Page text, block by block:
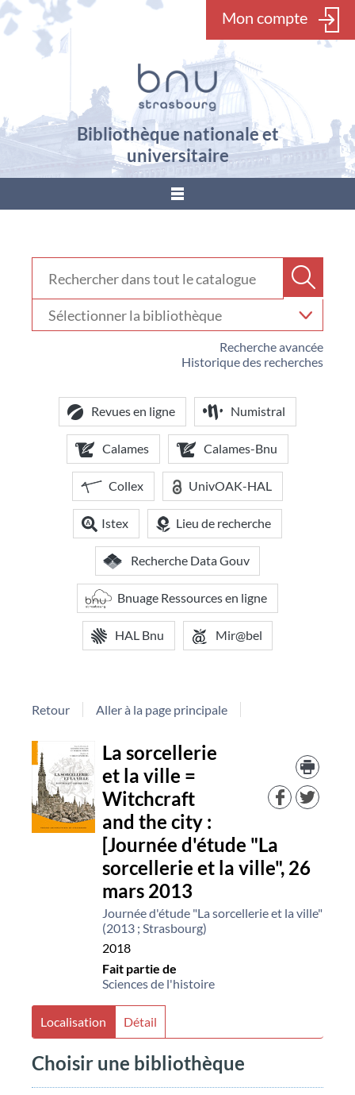
Mon compte
Bibliothèque nationale et
universitaire
???
Recherche avancée
Historique des recherches
votre
bibliothèque
Revues en ligne Numistral
Calames Calames-Bnu
Collex UnivOAK-HAL
Istex Lieu de recherche
Recherche Data Gouv
Bnuage Ressources en ligne
HAL Bnu Mir@bel
Retour Aller à la page principale
Détail
document
La sorcellerie
et la ville =
Witchcraft
and the city :
[Journée d'étude "La
sorcellerie et la ville", 26
mars 2013
Journée d'étude "La sorcellerie et la ville"
(2013 ; Strasbourg)
2018
Fait partie de
Sciences de l'histoire
Localisation Détail
Choisir une bibliothèque